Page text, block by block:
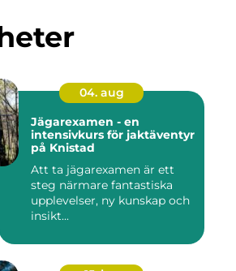
04. aug
Jägarexamen - en
intensivkurs för jaktäventyr
på Knistad
Att ta jägarexamen är ett
steg närmare fantastiska
upplevelser, ny kunskap och
insikt...